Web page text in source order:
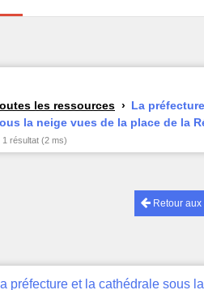
les ressources
La
la neige vues de la place de la
1 résultat (2 ms)
Retour